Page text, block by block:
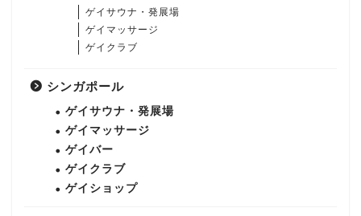
ゲイサウナ・発展場
ゲイマッサージ
ゲイクラブ
シンガポール
ゲイサウナ・発展場
ゲイマッサージ
ゲイバー
ゲイクラブ
ゲイショップ